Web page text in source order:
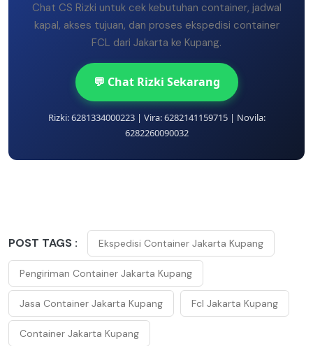
Chat CS Rizki untuk cek kebutuhan container, jadwal
kapal, akses tujuan, dan proses ekspedisi container
FCL dari Jakarta ke Kupang.
💬 Chat Rizki Sekarang
Rizki: 6281334000223 | Vira: 6282141159715 | Novila:
6282260090032
POST TAGS : Ekspedisi Container Jakarta Kupang
Pengiriman Container Jakarta Kupang
Jasa Container Jakarta Kupang Fcl Jakarta Kupang
Container Jakarta Kupang